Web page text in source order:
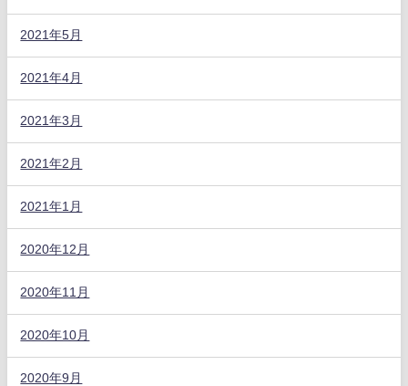
2021年5月
2021年4月
2021年3月
2021年2月
2021年1月
2020年12月
2020年11月
2020年10月
2020年9月